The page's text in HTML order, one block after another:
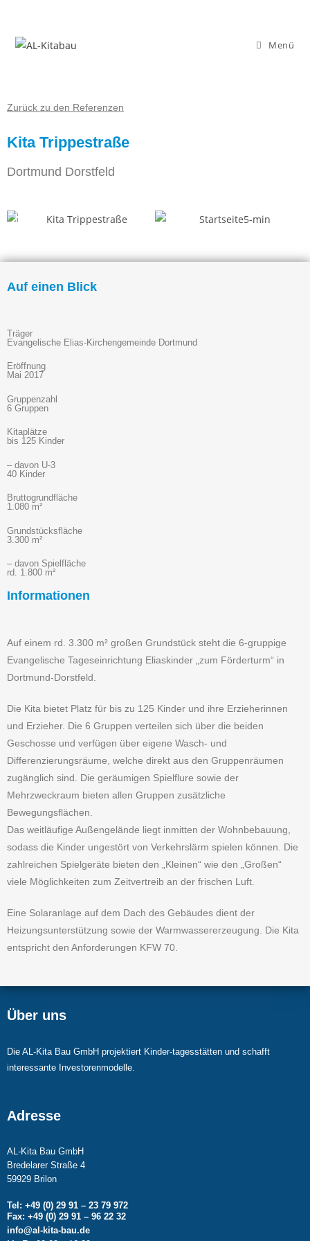
Menü
Zurück zu den Referenzen
Kita Trippestraße
Dortmund Dorstfeld
Auf einen Blick
Träger
Evangelische Elias-Kirchengemeinde Dortmund
Eröffnung
Mai 2017
Gruppenzahl
6 Gruppen
Kitaplätze
bis 125 Kinder
– davon U-3
40 Kinder
Bruttogrundfläche
1.080 m²
Grundstücksfläche
3.300 m²
– davon Spielfläche
rd. 1.800 m²
Informationen
Auf einem rd. 3.300 m² großen Grundstück steht die 6-gruppige
Evangelische Tageseinrichtung Eliaskinder „zum Förderturm“ in
Dortmund-Dorstfeld.
Die Kita bietet Platz für bis zu 125 Kinder und ihre Erzieherinnen
und Erzieher. Die 6 Gruppen verteilen sich über die beiden
Geschosse und verfügen über eigene Wasch- und
Differenzierungsräume, welche direkt aus den Gruppenräumen
zugänglich sind. Die geräumigen Spielflure sowie der
Mehrzweckraum bieten allen Gruppen zusätzliche
Bewegungsflächen.
Das weitläufige Außengelände liegt inmitten der Wohnbebauung,
sodass die Kinder ungestört von Verkehrslärm spielen können. Die
zahlreichen Spielgeräte bieten den „Kleinen“ wie den „Großen“
viele Möglichkeiten zum Zeitvertreib an der frischen Luft.
Eine Solaranlage auf dem Dach des Gebäudes dient der
Heizungsunterstützung sowie der Warmwassererzeugung. Die Kita
entspricht den Anforderungen KFW 70.
Über uns
Die AL-Kita Bau GmbH projektiert Kinder-tagesstätten und schafft
interessante Investorenmodelle.
Adresse
AL-Kita Bau GmbH
Bredelarer Straße 4
59929 Brilon
Tel: +49 (0) 29 91 – 23 79 972
Fax: +49 (0) 29 91 – 96 22 32
info@al-kita-bau.de